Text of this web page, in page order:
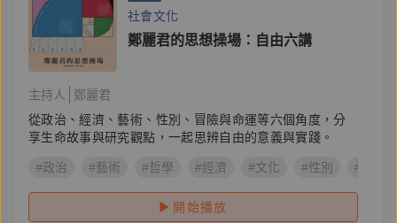
社會文化
鄭麗君的思想操場：自由六講
主持人
鄭麗君
從政治、經濟、藝術、性別、冒險與命運等六個角度，分
享生命故事與研究觀點，一起思辨自由的意義與實踐。
#政治 #藝術 #哲學 #經濟 #文化 #性別 #社會
開始播放